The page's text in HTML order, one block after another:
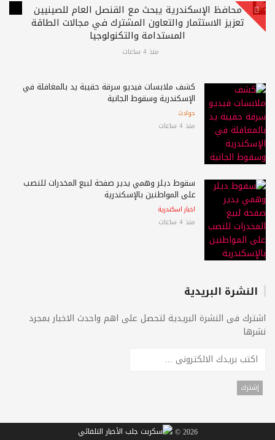
محافظ الإسكندرية يبحث مع القنصل العام للصينيين
تعزيز الاستثمار والتعاون المشترك في مجالات الطاقة
المستدامة والتكنولوجيا
منذ 4 ساعات
كشف ملابسات فيديو سرقة حقيبة يد بالمغافلة في
الإسكندرية وسقوط الجانية
حوادث
منذ 4 ساعات
سقوط ديلر وهمي يدير صفحة لبيع المخدرات للنصب
على المواطنين بالإسكندرية
اخبار اسكندرية
منذ 4 ساعات
النشرة البريدية
اشترك فى النشرة البريدية لتحصل على اهم واحدث الاخبار بمجرد
نشرها
2026 ©